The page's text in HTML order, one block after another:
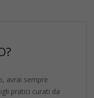
avrai sempre
pratici curati da